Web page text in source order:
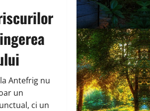
Antefrig nu
un
ci un